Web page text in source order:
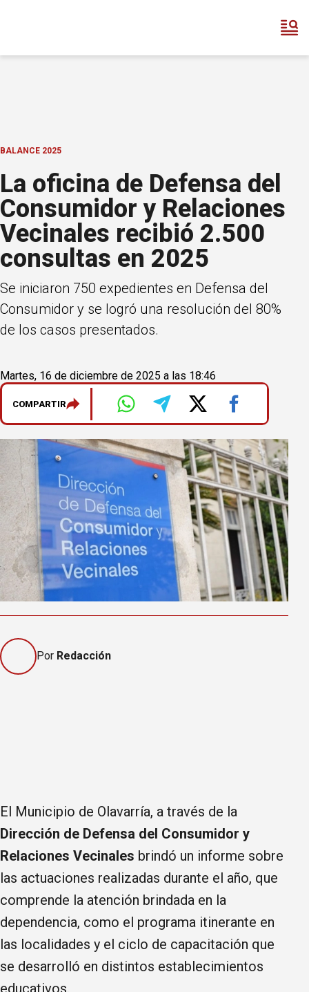
BALANCE 2025
La oficina de Defensa del
Consumidor y Relaciones
Vecinales recibió 2.500
consultas en 2025
Se iniciaron 750 expedientes en Defensa del
Consumidor y se logró una resolución del 80%
de los casos presentados.
Martes, 16 de diciembre de 2025 a las 18:46
COMPARTIR
Por Redacción
El Municipio de Olavarría, a través de la
Dirección de Defensa del Consumidor y
Relaciones Vecinales brindó un informe sobre
las actuaciones realizadas durante el año, que
comprende la atención brindada en la
dependencia, como el programa itinerante en
las localidades y el ciclo de capacitación que
se desarrolló en distintos establecimientos
educativos.